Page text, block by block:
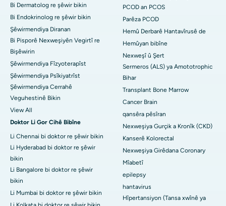
Bi Dermatolog re şêwir bikin
Bi Endokrinolog re şêwir bikin
Şêwirmendiya Diranan
Bi Pisporê Nexweşiyên Vegirtî re
Bişêwirin
Şêwirmendiya Fîzyoterapîst
Şêwirmendiya Psîkiyatrîst
Şêwirmendiya Cerrahê
Veguhestinê Bikin
View All
Doktor Li Gor Cihê Bibîne
Li Chennai bi doktor re şêwir bikin
Li Hyderabad bi doktor re şêwir
bikin
Li Bangalore bi doktor re şêwir
bikin
Li Mumbai bi doktor re şêwir bikin
PCOD an PCOS
Parêza PCOD
Hemû Derbarê Hantavîrusê de
Hemûyan bibîne
Nexweşî û Şert
Sermeros (ALS) ya Amototrophic
Bihar
Transplant Bone Marrow
Cancer Brain
qansêra pêsîran
Nexweşiya Gurçik a Kronîk (CKD)
Kanserê Kolorectal
Nexweşiya Girêdana Coronary
Mîabetî
epilepsy
hantavirus
Hîpertansiyon (Tansa xwînê ya